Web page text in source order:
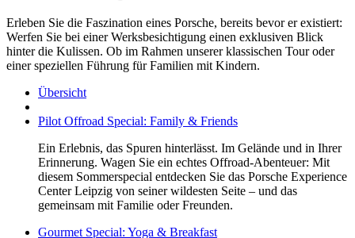
Erleben Sie die Faszination eines Porsche, bereits bevor er existiert:
Werfen Sie bei einer Werksbesichtigung einen exklusiven Blick
hinter die Kulissen. Ob im Rahmen unserer klassischen Tour oder
einer speziellen Führung für Familien mit Kindern.
Übersicht
Pilot Offroad Special: Family & Friends
Ein Erlebnis, das Spuren hinterlässt. Im Gelände und in Ihrer
Erinnerung. Wagen Sie ein echtes Offroad-Abenteuer: Mit
diesem Sommerspecial entdecken Sie das Porsche Experience
Center Leipzig von seiner wildesten Seite – und das
gemeinsam mit Familie oder Freunden.
Gourmet Special: Yoga & Breakfast